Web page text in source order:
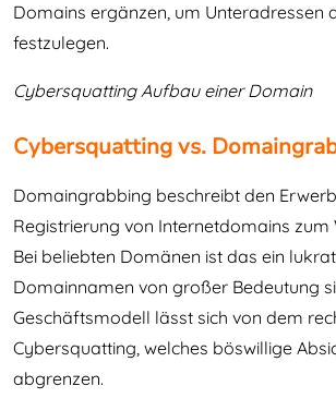
Domains ergänzen, um Unteradressen
festzulegen.
Cybersquatting Aufbau einer Domain
Cybersquatting vs.
Domaingrabbing beschreibt den
Registrierung von Internetdomains zum
Bei beliebten Domänen ist das ein
Domainnamen von großer Bedeutung
Geschäftsmodell lässt sich von dem
Cybersquatting, welches böswillige
abgrenzen.